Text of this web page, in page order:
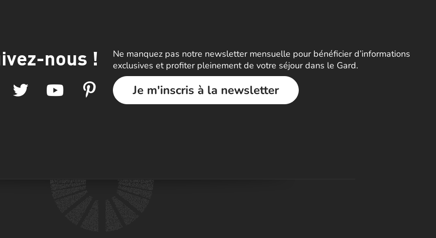
nous !
Ne manquez pas notre newsletter mensuelle pour bénéficier d’informations
exclusives et profiter pleinement de votre séjour dans le Gard.
Je m'inscris à la newsletter